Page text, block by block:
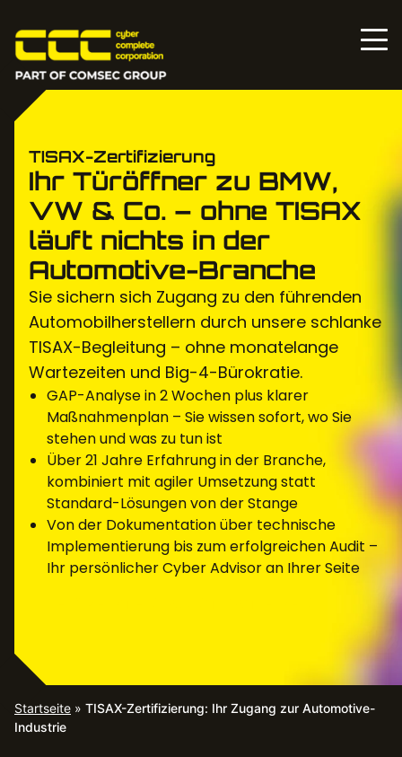
TISAX-Zertifizierung
Ihr Türöffner zu BMW,
VW & Co. – ohne TISAX
läuft nichts in der
Automotive-Branche
Sie sichern sich Zugang zu den führenden
Automobilherstellern durch unsere schlanke
TISAX-Begleitung – ohne monatelange
Wartezeiten und Big-4-Bürokratie.
GAP-Analyse in 2 Wochen plus klarer
Maßnahmenplan – Sie wissen sofort, wo Sie
stehen und was zu tun ist
Über 21 Jahre Erfahrung in der Branche,
kombiniert mit agiler Umsetzung statt
Standard-Lösungen von der Stange
Von der Dokumentation über technische
Implementierung bis zum erfolgreichen Audit –
Ihr persönlicher Cyber Advisor an Ihrer Seite
Startseite » TISAX-Zertifizierung: Ihr Zugang zur Automotive-
Industrie